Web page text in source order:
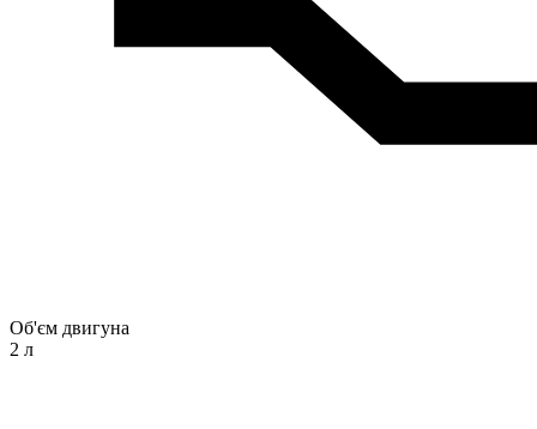
Об'єм двигуна
2 л